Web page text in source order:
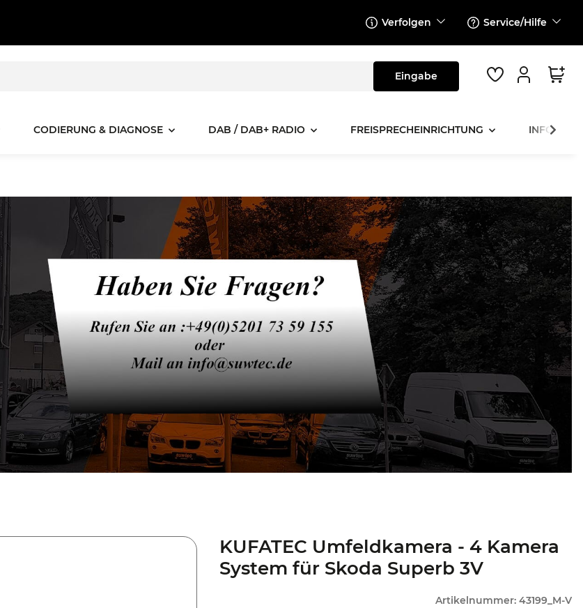
Verfolgen Service/Hilfe
CODIERUNG & DIAGNOSE DAB / DAB+ RADIO FREISPRECHEINRICHTUNG
KUFATEC Umfeldkamera - 4 Kamera
System für Skoda Superb 3V
Artikelnummer: 43199_M-V